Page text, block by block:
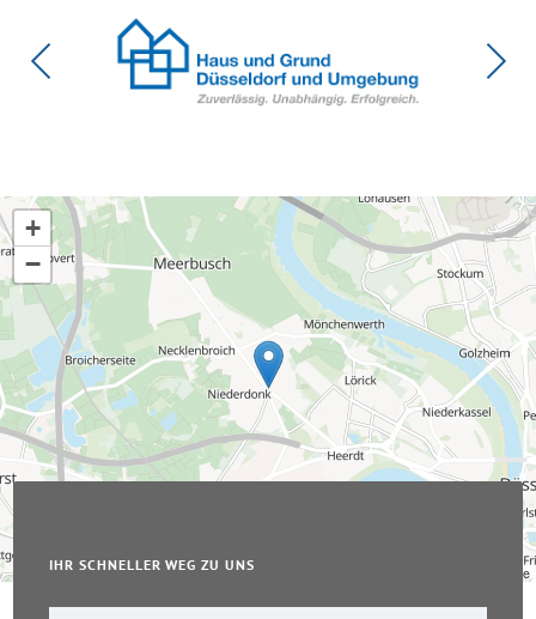
+
−
© OpenStreetMap-Mitwirkende
IHR SCHNELLER WEG ZU UNS